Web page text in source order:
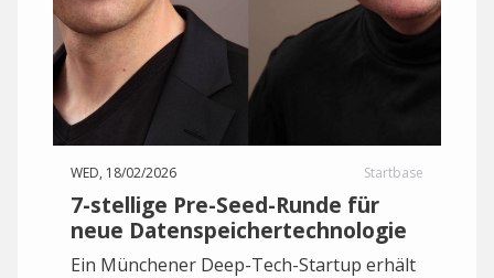
WED, 18/02/2026 Startbase
7-stellige Pre-Seed-Runde für
neue Datenspeichertechnologie
Ein Münchener Deep-Tech-Startup erhält